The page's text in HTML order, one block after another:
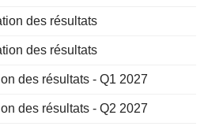
des résultats
des résultats
des résultats - Q1 2027
des résultats - Q2 2027